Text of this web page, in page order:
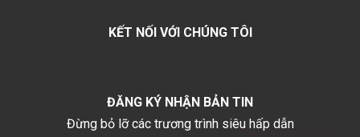
KẾT NỐI VỚI CHÚNG TÔI
ĐĂNG KÝ NHẬN BẢN TIN
Đừng bỏ lỡ các trương trình siêu hấp dẫn